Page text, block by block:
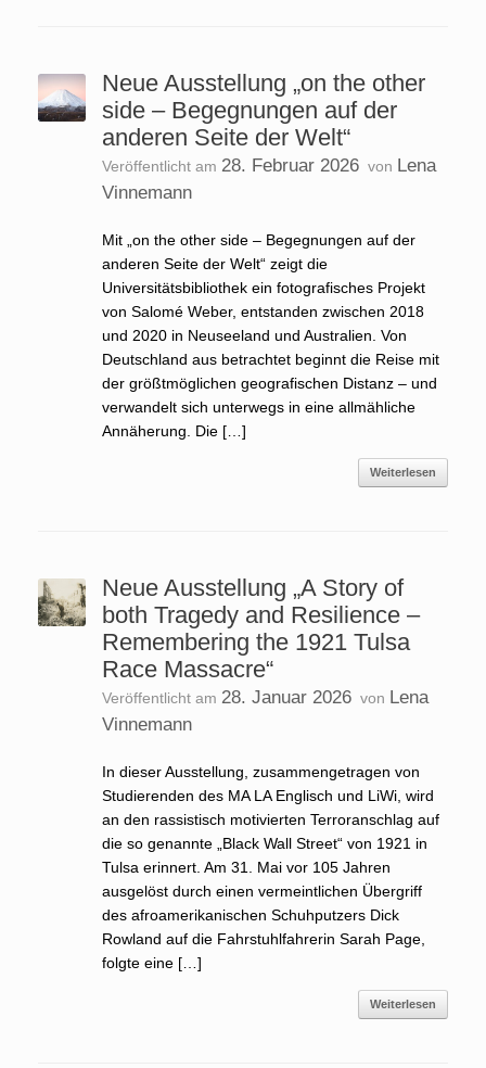
Neue Ausstellung „on the other
side – Begegnungen auf der
anderen Seite der Welt“
Veröffentlicht am 28. Februar 2026 von Lena
Vinnemann
Mit „on the other side – Begegnungen auf der
anderen Seite der Welt“ zeigt die
Universitätsbibliothek ein fotografisches Projekt
von Salomé Weber, entstanden zwischen 2018
und 2020 in Neuseeland und Australien. Von
Deutschland aus betrachtet beginnt die Reise mit
der größtmöglichen geografischen Distanz – und
verwandelt sich unterwegs in eine allmähliche
Annäherung. Die […]
Weiterlesen
Neue Ausstellung „A Story of
both Tragedy and Resilience –
Remembering the 1921 Tulsa
Race Massacre“
Veröffentlicht am 28. Januar 2026 von Lena
Vinnemann
In dieser Ausstellung, zusammengetragen von
Studierenden des MA LA Englisch und LiWi, wird
an den rassistisch motivierten Terroranschlag auf
die so genannte „Black Wall Street“ von 1921 in
Tulsa erinnert. Am 31. Mai vor 105 Jahren
ausgelöst durch einen vermeintlichen Übergriff
des afroamerikanischen Schuhputzers Dick
Rowland auf die Fahrstuhlfahrerin Sarah Page,
folgte eine […]
Weiterlesen